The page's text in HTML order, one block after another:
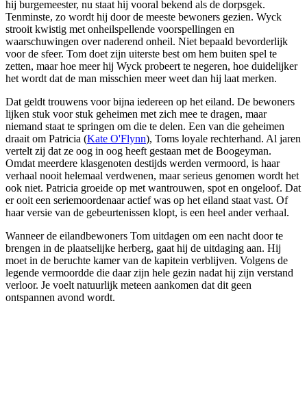
hij burgemeester, nu staat hij vooral bekend als de dorpsgek.
Tenminste, zo wordt hij door de meeste bewoners gezien. Wyck
strooit kwistig met onheilspellende voorspellingen en
waarschuwingen over naderend onheil. Niet bepaald bevorderlijk
voor de sfeer. Tom doet zijn uiterste best om hem buiten spel te
zetten, maar hoe meer hij Wyck probeert te negeren, hoe duidelijker
het wordt dat de man misschien meer weet dan hij laat merken.
Dat geldt trouwens voor bijna iedereen op het eiland. De bewoners
lijken stuk voor stuk geheimen met zich mee te dragen, maar
niemand staat te springen om die te delen. Een van die geheimen
draait om Patricia (Kate O'Flynn), Toms loyale rechterhand. Al jaren
vertelt zij dat ze oog in oog heeft gestaan met de Boogeyman.
Omdat meerdere klasgenoten destijds werden vermoord, is haar
verhaal nooit helemaal verdwenen, maar serieus genomen wordt het
ook niet. Patricia groeide op met wantrouwen, spot en ongeloof. Dat
er ooit een seriemoordenaar actief was op het eiland staat vast. Of
haar versie van de gebeurtenissen klopt, is een heel ander verhaal.
Wanneer de eilandbewoners Tom uitdagen om een nacht door te
brengen in de plaatselijke herberg, gaat hij de uitdaging aan. Hij
moet in de beruchte kamer van de kapitein verblijven. Volgens de
legende vermoordde die daar zijn hele gezin nadat hij zijn verstand
verloor. Je voelt natuurlijk meteen aankomen dat dit geen
ontspannen avond wordt.